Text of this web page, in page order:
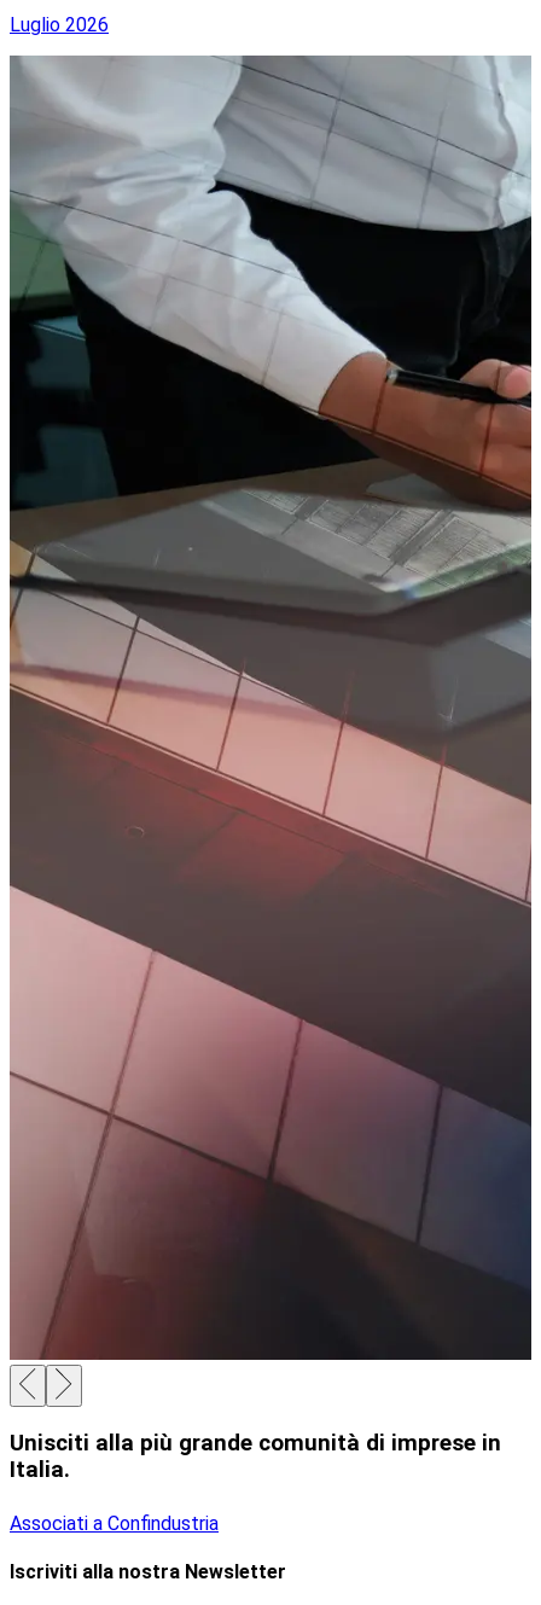
Luglio 2026
Unisciti alla più grande comunità di imprese in
Italia.
Associati a Confindustria
Iscriviti alla nostra Newsletter